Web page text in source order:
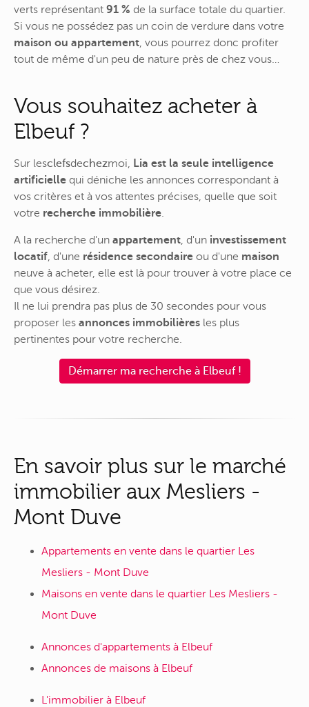
verts représentant 91 % de la surface totale du quartier.
Si vous ne possédez pas un coin de verdure dans votre
maison ou appartement, vous pourrez donc profiter
tout de même d'un peu de nature près de chez vous…
Vous souhaitez acheter à
Elbeuf ?
Sur lesclefsdechezmoi, Lia est la seule intelligence
artificielle qui déniche les annonces correspondant à
vos critères et à vos attentes précises, quelle que soit
votre recherche immobilière.
A la recherche d'un appartement, d'un investissement
locatif, d'une résidence secondaire ou d'une maison
neuve à acheter, elle est là pour trouver à votre place ce
que vous désirez.
Il ne lui prendra pas plus de 30 secondes pour vous
proposer les annonces immobilières les plus
pertinentes pour votre recherche.
Démarrer ma recherche à Elbeuf !
En savoir plus sur le marché
immobilier aux Mesliers -
Mont Duve
Appartements en vente dans le quartier Les
Mesliers - Mont Duve
Maisons en vente dans le quartier Les Mesliers -
Mont Duve
Annonces d'appartements à Elbeuf
Annonces de maisons à Elbeuf
L'immobilier à Elbeuf